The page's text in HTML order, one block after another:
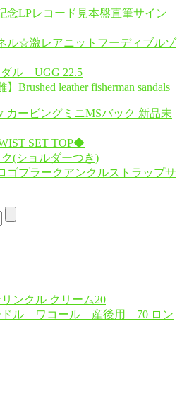
念LPレコード見本盤直筆サイン
ル☆激レアニットフーディブルゾ
ダル UGG 22.5
】Brushed leather fisherman sandals
カービングミニMSバック 新品未
SET TOP◆
(ショルダーつき)
ゴプラークアンクルストラップサ
ンクル クリーム20
ドル ワコール 産後用 70 ロン